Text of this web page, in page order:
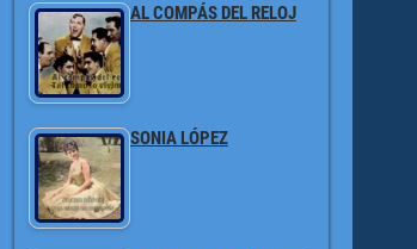
AL COMPÁS DEL RELOJ
SONIA LÓPEZ